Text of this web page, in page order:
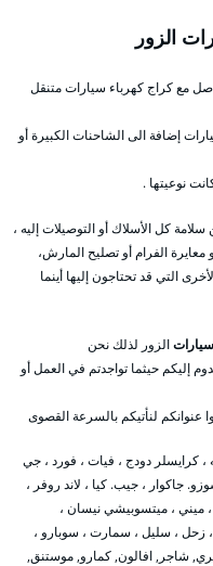
الزور
مع كراج كهرباء سيارات متنقل
إضافة الى الشاحنات الكبيرة أو
نوعيتها .
كل الأسلاك أو التوصيلات إليه ،
معايرة الفرام أو تصليح المارش،
التي قد تحتاجون إليها أينما
الزور لذلك نحن
إليكم حيثما تواجدتم في العمل أو
عنوانكم لنأتيكم بالسرعة القصوى
، كرايسلر دودج ، فيات ، فورد ، جي
جاكوار ، جيب. كيا ، لاند روفر ،
ميني ، ميتسوبيشي نيسان ،
زحل ، سليل ، سمارت ، سوبارو ،
شاجر, افالون, كمارو, موستنق,